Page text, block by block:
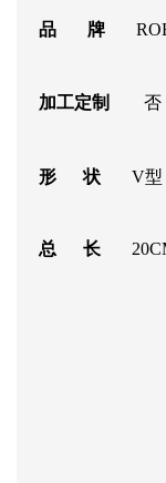
品 牌
加工定制 否
形 状 V型
总 长